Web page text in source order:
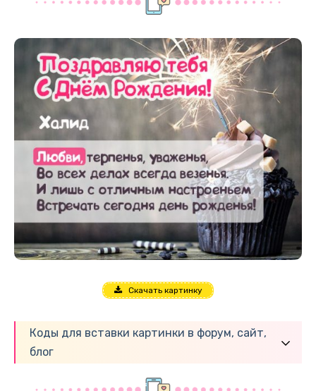
Скачать картинку
Коды для вставки картинки в форум, сайт,
блог